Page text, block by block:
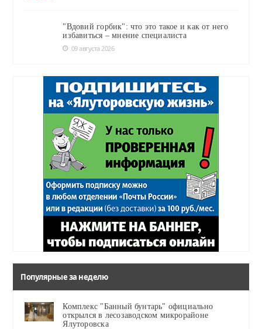
"Вдовий горбик": что это такое и как от него
избавиться – мнение специалиста
09 августа 2026
Популярные за неделю
Комплекс "Банный бунтарь" официально
открылся в лесозаводском микрорайоне
Ялуторовска